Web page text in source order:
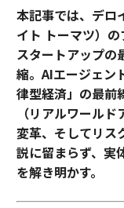
本記事では、デロ
イト トーマツ）
スタートアップの
縮。AIエージェン
律型経済」の最前
（リアルワール
変革、そしてリス
説に留まらず、実
を解き明かす。